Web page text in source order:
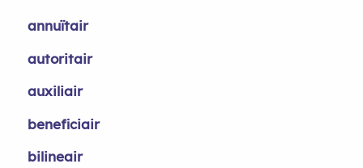
annuïtair
autoritair
auxiliair
beneficiair
bilineair